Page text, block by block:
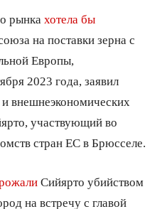
рынка хотела бы
на поставки зерна с
Европы,
2023 года, заявил
внешнеэкономических
участвующий во
стран ЕС в Брюсселе.
Сийярто убийством
на встречу с главой